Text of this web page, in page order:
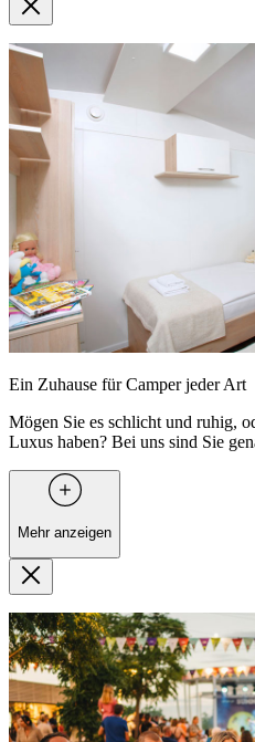
Ein Zuhause für Camper jeder Art
Mögen Sie es schlicht und ruhig,
Luxus haben? Bei uns sind Sie
Mehr anzeigen